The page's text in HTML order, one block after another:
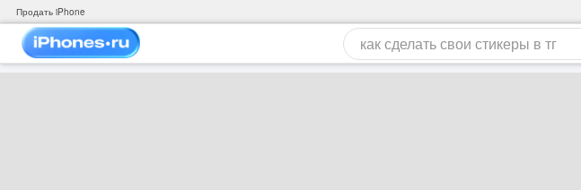
Продать iPhone